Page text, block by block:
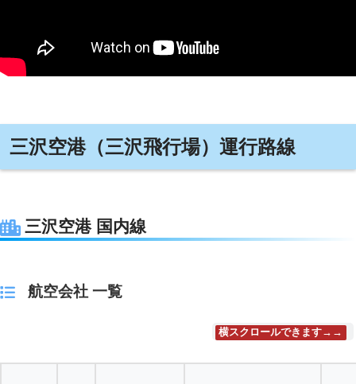
三沢空港（三沢飛行場）運行路線
三沢空港 国内線
航空会社 一覧
横スクロールできます→→